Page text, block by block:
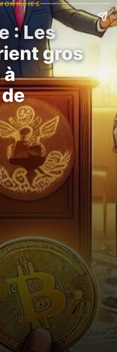
: Les
gros